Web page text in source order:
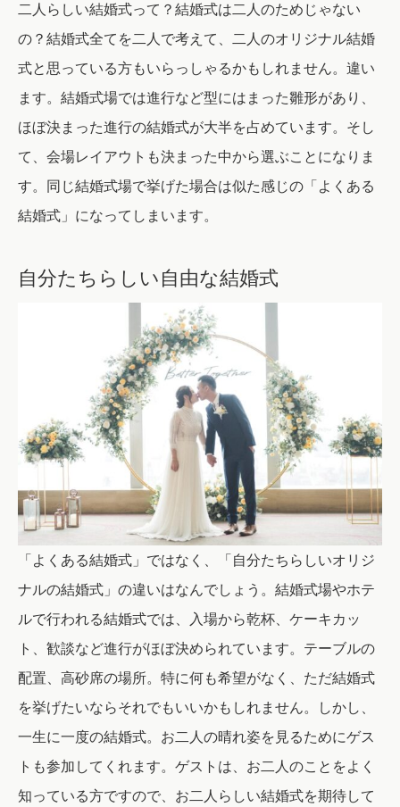
二人らしい結婚式って？結婚式は二人のためじゃない
の？結婚式全てを二人で考えて、二人のオリジナル結婚
式と思っている方もいらっしゃるかもしれません。違い
ます。結婚式場では進行など型にはまった雛形があり、
ほぼ決まった進行の結婚式が大半を占めています。そし
て、会場レイアウトも決まった中から選ぶことになりま
す。同じ結婚式場で挙げた場合は似た感じの「よくある
結婚式」になってしまいます。
自分たちらしい自由な結婚式
「よくある結婚式」ではなく、「自分たちらしいオリジ
ナルの結婚式」の違いはなんでしょう。結婚式場やホテ
ルで行われる結婚式では、入場から乾杯、ケーキカッ
ト、歓談など進行がほぼ決められています。テーブルの
配置、高砂席の場所。特に何も希望がなく、ただ結婚式
を挙げたいならそれでもいいかもしれません。しかし、
一生に一度の結婚式。お二人の晴れ姿を見るためにゲス
トも参加してくれます。ゲストは、お二人のことをよく
知っている方ですので、お二人らしい結婚式を期待して